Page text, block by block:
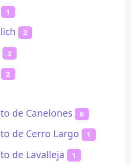
1
2
3
2
de Canelones 6
de Cerro Largo 1
de Lavalleja 1